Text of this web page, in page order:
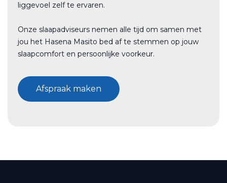
liggevoel zelf te ervaren.
Onze slaapadviseurs nemen alle tijd om samen met
jou het Hasena Masito bed af te stemmen op jouw
slaapcomfort en persoonlijke voorkeur.
Afspraak maken